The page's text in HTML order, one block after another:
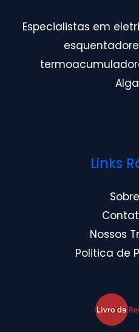
Especialistas em
Links
Nossos
Politica de